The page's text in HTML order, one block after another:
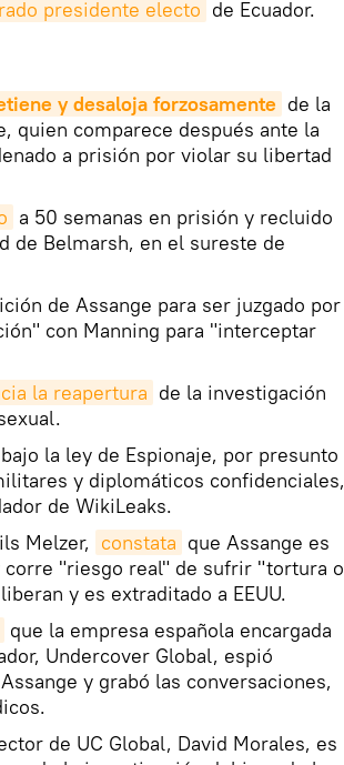
presidente electo de Ecuador.
y desaloja forzosamente de la
quien comparece después ante la
a prisión por violar su libertad
a 50 semanas en prisión y recluido
de Belmarsh, en el sureste de
de Assange para ser juzgado por
con Manning para "interceptar
la reapertura de la investigación
bajo la ley de Espionaje, por presunto
y diplomáticos confidenciales,
de WikiLeaks.
Melzer, constata que Assange es
"riesgo real" de sufrir "tortura o
y es extraditado a EEUU.
que la empresa española encargada
Undercover Global, espió
y grabó las conversaciones,
de UC Global, David Morales, es